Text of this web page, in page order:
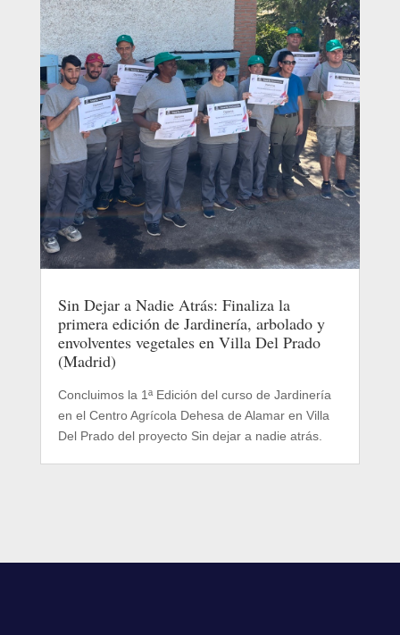
Sin Dejar a Nadie Atrás: Finaliza la
primera edición de Jardinería, arbolado y
envolventes vegetales en Villa Del Prado
(Madrid)
Concluimos la 1ª Edición del curso de Jardinería
en el Centro Agrícola Dehesa de Alamar en Villa
Del Prado del proyecto Sin dejar a nadie atrás.